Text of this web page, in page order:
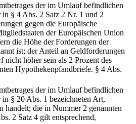
der im Umlauf befindlichen
§ 4 Abs. 2 Satz 2 Nr. 1 und 2
gegen die Europäische
der Europäischen Union
die Höhe der Forderungen der
ist; der Anteil an Geldforderungen
nicht höher sein als 2 Prozent des
Hypothekenpfandbriefe. § 4 Abs.
der im Umlauf befindlichen
§ 20 Abs. 1 bezeichneten Art,
handelt; die in Nummer 2 genannten
2 Satz 4 gilt entsprechend,